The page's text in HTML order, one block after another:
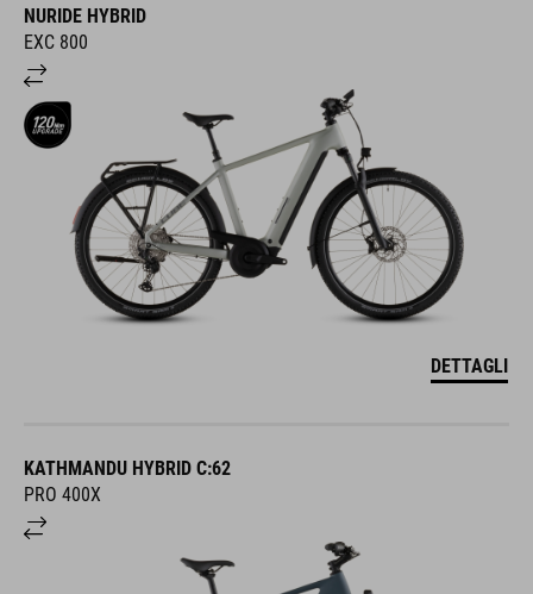
NURIDE HYBRID
EXC 800
DETTAGLI
KATHMANDU HYBRID C:62
PRO 400X